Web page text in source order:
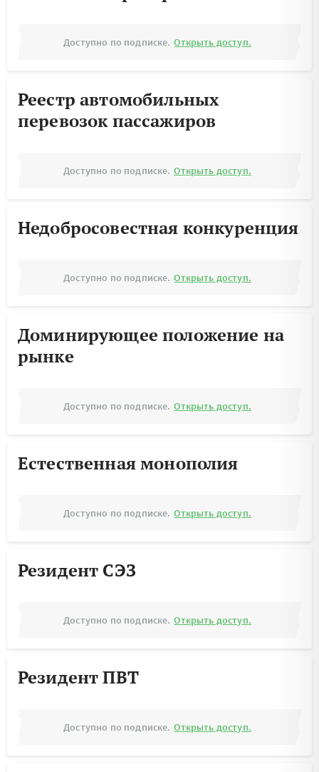
Доступно по подписке. Открыть доступ.
Реестр автомобильных
перевозок пассажиров
Доступно по подписке. Открыть доступ.
Недобросовестная конкуренция
Доступно по подписке. Открыть доступ.
Доминирующее положение на
рынке
Доступно по подписке. Открыть доступ.
Естественная монополия
Доступно по подписке. Открыть доступ.
Резидент СЭЗ
Доступно по подписке. Открыть доступ.
Резидент ПВТ
Доступно по подписке. Открыть доступ.